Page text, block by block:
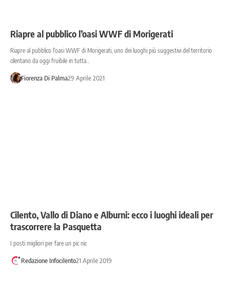
Riapre al pubblico l’oasi WWF di Morigerati
Riapre al pubblico l'oasi WWF di Morigerati, uno dei luoghi più suggestivi del territorio
cilentano da oggi fruibile in tutta…
Fiorenza Di Palma29 Aprile 2021
Cilento, Vallo di Diano e Alburni: ecco i luoghi ideali per
trascorrere la Pasquetta
I posti migliori per fare un pic nic
Redazione Infocilento21 Aprile 2019